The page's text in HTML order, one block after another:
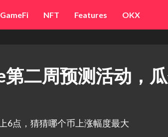
GameFi NFT Features OKX
第二周预测活动，
6点，猜猜哪个币上涨幅度最大